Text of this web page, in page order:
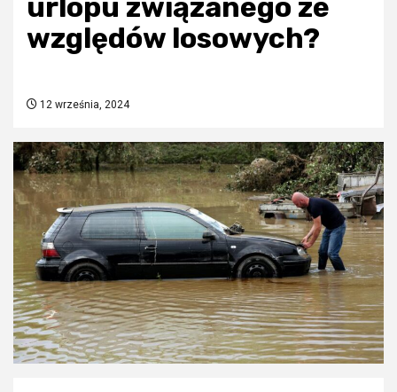
urlopu związanego ze
względów losowych?
12 września, 2024